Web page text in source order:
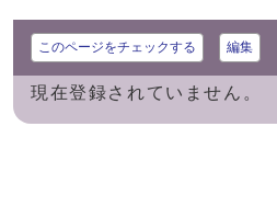
このページをチェックする 編集
現在登録されていません。